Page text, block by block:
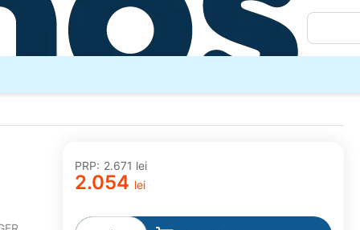
PRP: 2.671 lei
2.054 lei
la